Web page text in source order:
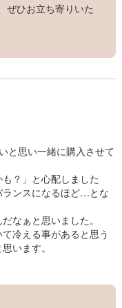
ぜひお立ち寄りいた
と思い一緒に購入させて
？」と心配しました
ランスになるほど…とな
なぁと思いました。
冷える事があると思う
います。